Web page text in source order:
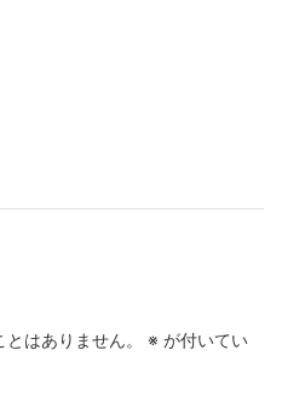
はありません。 ※ が付いてい